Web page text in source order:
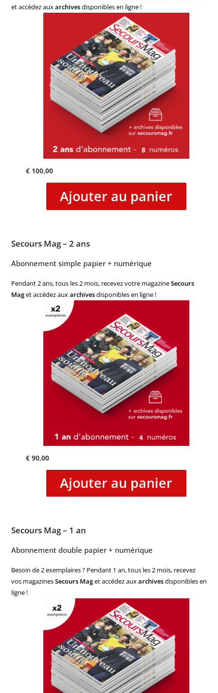
et accédez auxarchivesdisponibles en ligne !
€100,00
Ajouter au panier
Secours Mag – 2 ans
Abonnement simple papier + numérique
Pendant 2 ans, tous les 2 mois, recevez votre magazineSecours
Maget accédez auxarchivesdisponibles en ligne !
€90,00
Ajouter au panier
Secours Mag – 1 an
Abonnement double papier + numérique
Besoin de 2 exemplaires ? Pendant 1 an, tous les 2 mois, recevez
vos magazinesSecours Maget accédez auxarchivesdisponibles en
ligne !